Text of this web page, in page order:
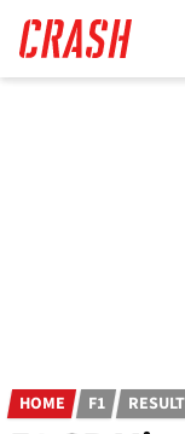
main
content
HOME F1